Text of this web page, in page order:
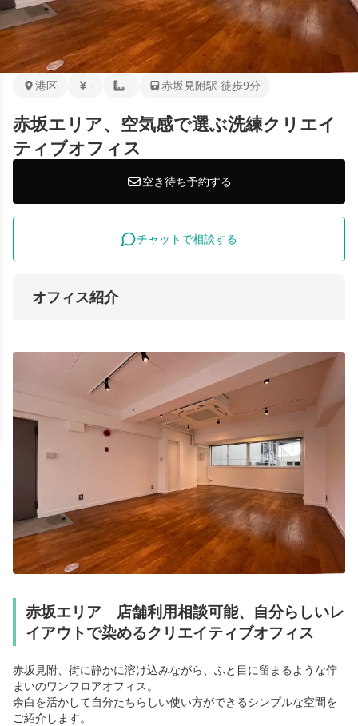
港区 - - 赤坂見附駅 徒歩9分
赤坂エリア、空気感で選ぶ洗練クリエイ
ティブオフィス
空き待ち予約する
チャットで相談する
オフィス紹介
赤坂エリア 店舗利用相談可能、自分らしいレ
イアウトで染めるクリエイティブオフィス
赤坂見附、街に静かに溶け込みながら、ふと目に留まるような佇
まいのワンフロアオフィス。
余白を活かして自分たちらしい使い方ができるシンプルな空間を
ご紹介します。